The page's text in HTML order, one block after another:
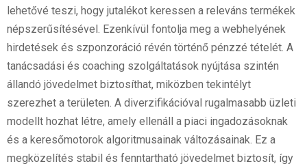
lehetővé teszi, hogy jutalékot keressen a releváns termékek
népszerűsítésével. Ezenkívül fontolja meg a webhelyének
hirdetések és szponzoráció révén történő pénzzé tételét. A
tanácsadási és coaching szolgáltatások nyújtása szintén
állandó jövedelmet biztosíthat, miközben tekintélyt
szerezhet a területen. A diverzifikációval rugalmasabb üzleti
modellt hozhat létre, amely ellenáll a piaci ingadozásoknak
és a keresőmotorok algoritmusainak változásainak. Ez a
megközelítés stabil és fenntartható jövedelmet biztosít, így